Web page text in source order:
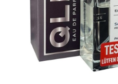
FAVORILERE EKLE
SEPETE EKLE